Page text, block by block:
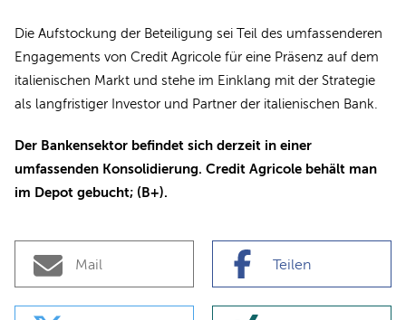
Die Aufstockung der Beteiligung sei Teil des umfassenderen
Engagements von Credit Agricole für eine Präsenz auf dem
italienischen Markt und stehe im Einklang mit der Strategie
als langfristiger Investor und Partner der italienischen Bank.
Der Bankensektor befindet sich derzeit in einer
umfassenden Konsolidierung. Credit Agricole behält man
im Depot gebucht; (B+).
Mail Teilen